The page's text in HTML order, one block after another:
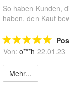
So haben Kunden,
haben, den Kauf
Von: o***h 22.01.23
Mehr...